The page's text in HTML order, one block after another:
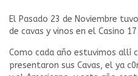
El Pasado 23 de Noviembre
de cavas y vinos en el Casino
Como cada año estuvimos allí
presentaron sus Cavas, el ya